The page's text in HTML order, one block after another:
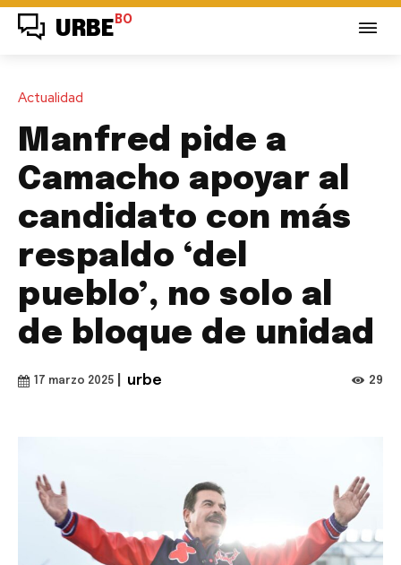
URBE BO
Actualidad
Manfred pide a
Camacho apoyar al
candidato con más
respaldo ‘del
pueblo’, no solo al
de bloque de unidad
17 marzo 2025 urbe 29